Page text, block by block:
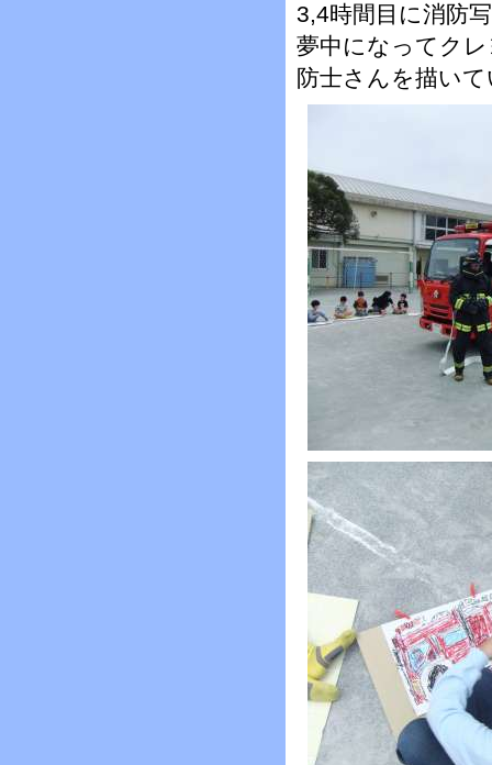
3,4時間目に消防
夢中になってク
防士さんを描い